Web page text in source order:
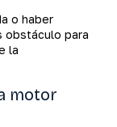
o haber
obstáculo para
la
motor